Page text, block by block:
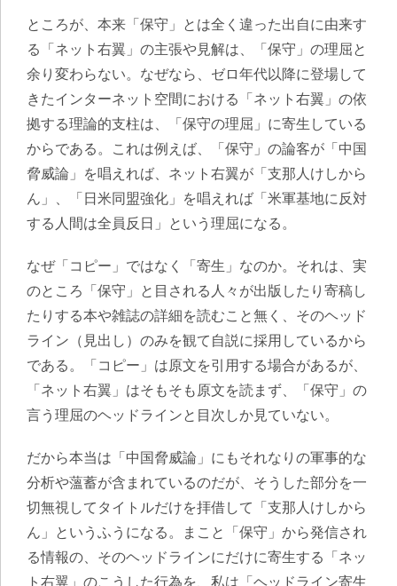
ところが、本来「保守」とは全く違った出自に由来す
る「ネット右翼」の主張や見解は、「保守」の理屈と
余り変わらない。なぜなら、ゼロ年代以降に登場して
きたインターネット空間における
「ネット右翼」の依
拠する理論的支柱は、「保守の理屈」に寄生している
からである。これは例えば、「保守」の論客が「中国
脅威論」を唱えれば、ネット右翼が「支那人けしから
ん」、「日米同盟強化」を唱えれば「米軍基地に反対
する人間は全員反日」という理屈になる。
なぜ「コピー」ではなく「寄生」なのか。それは、実
のところ「保守」と目される人々が出版したり寄稿し
たりする本や雑誌の詳細を読むこと無く、そのヘッド
ライン（見出し）のみを観て自説に採用しているから
である 。「コピー」は原文を引用する場合があるが、
「ネット右翼」はそもそも原文を読まず、「保守」の
言う理屈のヘッドラインと目次しか見ていない。
だから本当は「中国脅威論」にもそれなりの軍事的な
分析や薀蓄が含まれているのだが、そうした部分を一
切無視してタイトルだけを拝借して「支那人けしから
ん」というふうになる。まこと「保守」から発信され
る情報の、そのヘッドラインにだけに寄生する「ネッ
ト右翼」のこうした行為を、私は「ヘッドライン寄生